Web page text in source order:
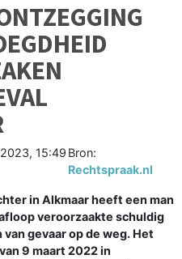
15:49 Bron:
Rechtspraak.nl
in Alkmaar heeft een man
veroorzaakte schuldig
gevaar op de weg. Het
9 maart 2022 in